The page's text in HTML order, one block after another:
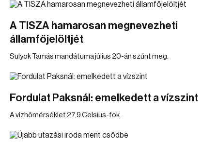
A TISZA hamarosan megnevezheti
államfőjelöltjét
Sulyok Tamás mandátuma július 20-án szűnt meg.
Fordulat Paksnál: emelkedett a vízszint
A vízhőmérséklet 27,9 Celsius-fok.